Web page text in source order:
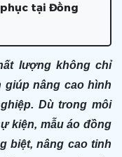
tại Đồng
lượng không chỉ
giúp nâng cao hình
Dù trong môi
kiện, mẫu áo đồng
biệt, nâng cao tinh